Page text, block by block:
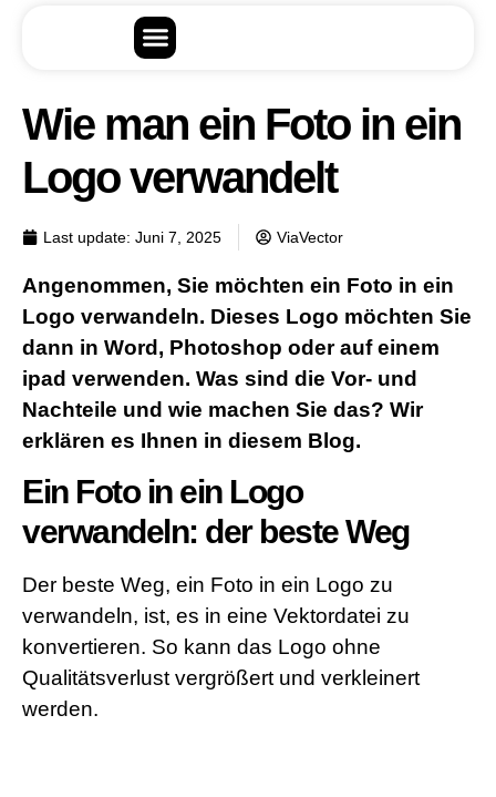
Wie man ein Foto in ein
Logo verwandelt
Last update: Juni 7, 2025 ViaVector
Angenommen, Sie möchten ein Foto in ein
Logo verwandeln. Dieses Logo möchten Sie
dann in Word, Photoshop oder auf einem
ipad verwenden. Was sind die Vor- und
Nachteile und wie machen Sie das? Wir
erklären es Ihnen in diesem Blog.
Ein Foto in ein Logo
verwandeln: der beste Weg
Der beste Weg, ein Foto in ein Logo zu
verwandeln, ist, es in eine Vektordatei zu
konvertieren. So kann das Logo ohne
Qualitätsverlust vergrößert und verkleinert
werden.